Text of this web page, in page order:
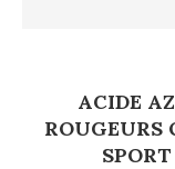
ACIDE
ROUGEURS